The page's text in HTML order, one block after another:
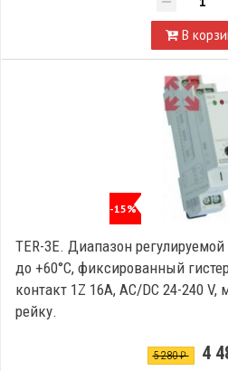
В
-15%
TER-3E. Диапазон регулируемой
до +60°С, фиксированный
контакт 1Z 16А, AC/DC 24-240 V,
рейку.
5 280 ₽ 4